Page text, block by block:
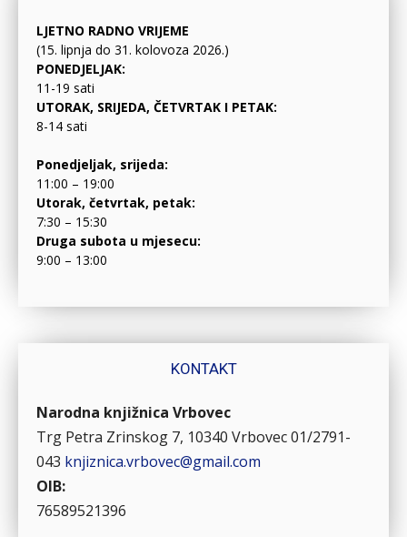
LJETNO RADNO VRIJEME
(15. lipnja do 31. kolovoza 2026.)
PONEDJELJAK:
11-19 sati
UTORAK, SRIJEDA, ČETVRTAK I PETAK:
8-14 sati
Ponedjeljak, srijeda:
11:00 – 19:00
Utorak, četvrtak, petak:
7:30 – 15:30
Druga subota u mjesecu:
9:00 – 13:00
KONTAKT
Narodna knjižnica Vrbovec
Trg Petra Zrinskog 7, 10340 Vrbovec01/2791-
043 knjiznica.vrbovec@gmail.com
OIB:
76589521396